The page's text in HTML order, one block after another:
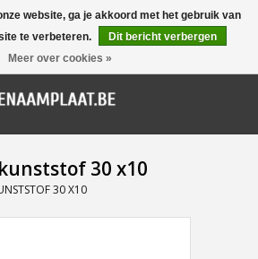
0 Artikelen - €0,00
30 x10
30 X10
website, ga je akkoord met het gebruik van
te verbeteren.
Dit bericht verbergen
Meer over cookies »